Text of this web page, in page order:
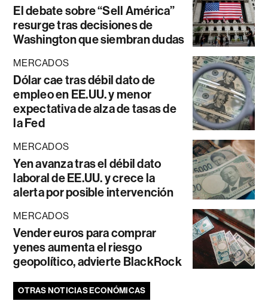
El debate sobre “Sell América”
resurge tras decisiones de
Washington que siembran dudas
MERCADOS
Dólar cae tras débil dato de
empleo en EE.UU. y menor
expectativa de alza de tasas de
la Fed
MERCADOS
Yen avanza tras el débil dato
laboral de EE.UU. y crece la
alerta por posible intervención
MERCADOS
Vender euros para comprar
yenes aumenta el riesgo
geopolítico, advierte BlackRock
OTRAS NOTICIAS ECONÓMICAS